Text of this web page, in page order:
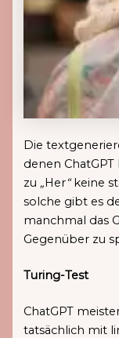
Die
denen
zu „Her“keine
solche gibt es
manchmal das
Gegenüber zu
Turing-Test
ChatGPT
tatsächlich mit